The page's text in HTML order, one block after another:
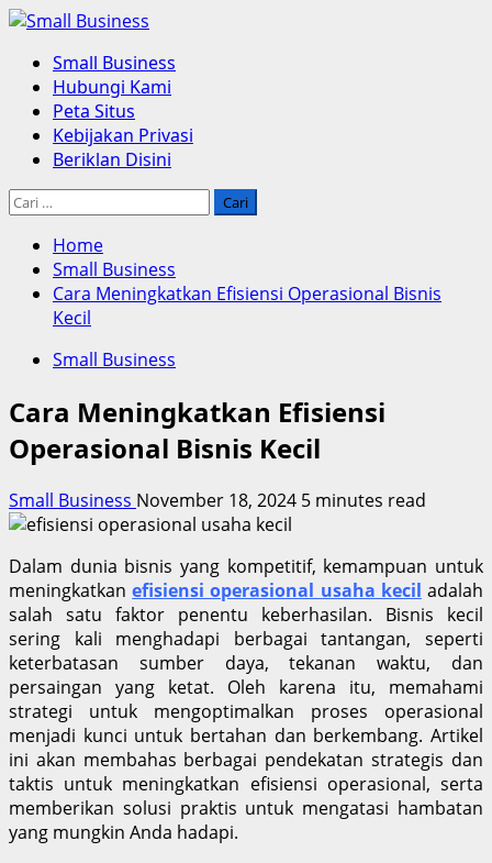
Skip
content
Primary
Menu
Small Business
Hubungi Kami
Peta Situs
Kebijakan Privasi
Beriklan Disini
Cari
Home
Small Business
Cara Meningkatkan Efisiensi Operasional Bisnis
Kecil
Small Business
Cara Meningkatkan Efisiensi
Operasional Bisnis Kecil
Small Business November 18, 2024 5 minutes read
Dalam dunia bisnis yang kompetitif, kemampuan untuk
meningkatkanefisiensi operasional usaha kecil adalah
salah satu faktor penentu keberhasilan. Bisnis kecil
sering kali menghadapi berbagai tantangan, seperti
keterbatasan sumber daya, tekanan waktu, dan
persaingan yang ketat. Oleh karena itu, memahami
strategi untuk mengoptimalkan proses operasional
menjadi kunci untuk bertahan dan berkembang. Artikel
ini akan membahas berbagai pendekatan strategis dan
taktis untuk meningkatkan efisiensi operasional, serta
memberikan solusi praktis untuk mengatasi hambatan
yang mungkin Anda hadapi.